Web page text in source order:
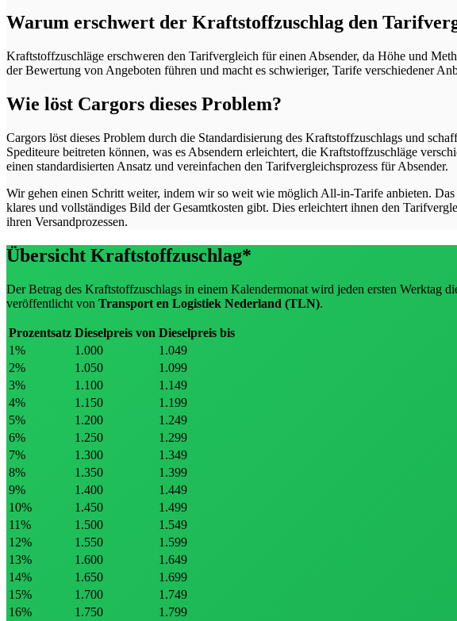
Warum erschwert der Kraftstoffzuschlag den
Kraftstoffzuschläge erschweren den Tarifvergleich für einen Absender, da Höhe und
der Bewertung von Angeboten führen und macht es schwieriger, Tarife verschiedener
Wie löst Cargors dieses Problem?
Cargors löst dieses Problem durch die Standardisierung des Kraftstoffzuschlags und
Spediteure beitreten können, was es Absendern erleichtert, die Kraftstoffzuschläge
einen standardisierten Ansatz und vereinfachen den Tarifvergleichsprozess für Absender.
Wir gehen einen Schritt weiter, indem wir so weit wie möglich All-in-Tarife anbieten.
klares und vollständiges Bild der Gesamtkosten gibt. Dies erleichtert ihnen den
ihren Versandprozessen.
Übersicht Kraftstoffzuschlag*
Der Betrag des Kraftstoffzuschlags in einem Kalendermonat wird jeden ersten Werktag
veröffentlicht von Transport en Logistiek Nederland (TLN).
Prozentsatz Dieselpreis von Dieselpreis bis
1% 1.000
1.049
2% 1.050
1.099
3% 1.100
1.149
4% 1.150
1.199
5% 1.200
1.249
6% 1.250
1.299
7% 1.300
1.349
8% 1.350
1.399
9% 1.400
1.449
10% 1.450
1.499
11% 1.500
1.549
12% 1.550
1.599
13% 1.600
1.649
14% 1.650
1.699
15% 1.700
1.749
16% 1.750
1.799